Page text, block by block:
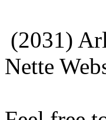
(2031)
Nette